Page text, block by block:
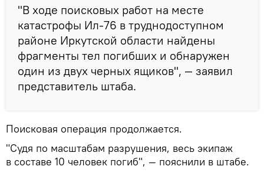
"В ходе поисковых работ на месте
катастрофы Ил-76 в труднодоступном
районе Иркутской области найдены
фрагменты тел погибших и обнаружен
один из двух черных ящиков", — заявил
представитель штаба.
Поисковая операция продолжается.
"Судя по масштабам разрушения, весь экипаж
в составе 10 человек погиб", — пояснили в штабе.